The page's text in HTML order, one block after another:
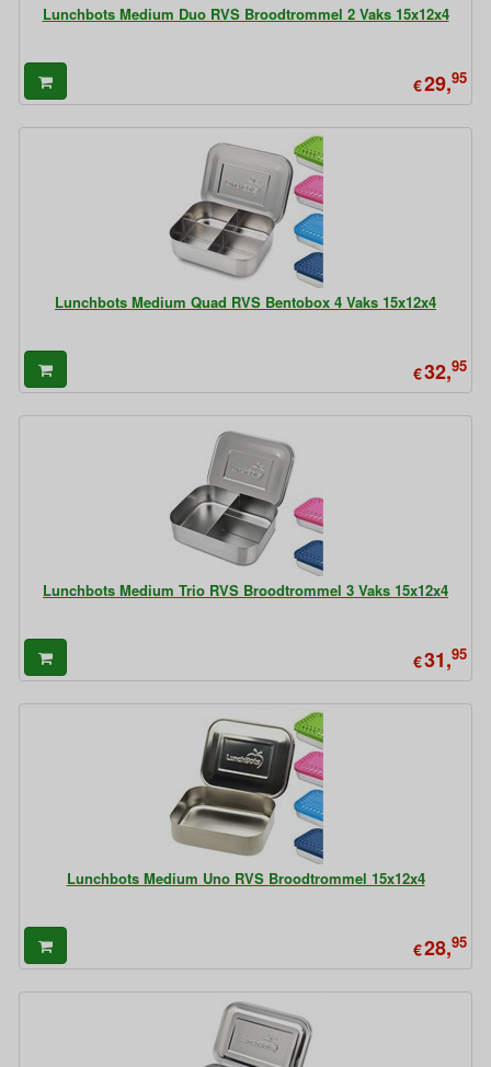
Lunchbots Medium Duo RVS Broodtrommel 2 Vaks 15x12x4
€29,95
Lunchbots Medium Quad RVS Bentobox 4 Vaks 15x12x4
€32,95
Lunchbots Medium Trio RVS Broodtrommel 3 Vaks 15x12x4
€31,95
Lunchbots Medium Uno RVS Broodtrommel 15x12x4
€28,95